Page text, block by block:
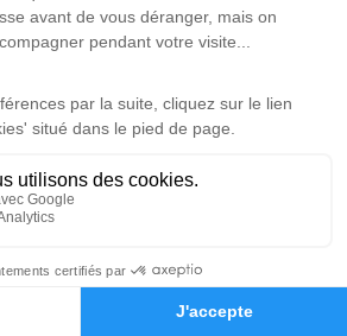
Hommages
d’arbre hommage est
Je rends hommage
d'Herlies